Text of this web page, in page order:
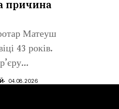
причина
Матеуш
43 років.
04.08.2026